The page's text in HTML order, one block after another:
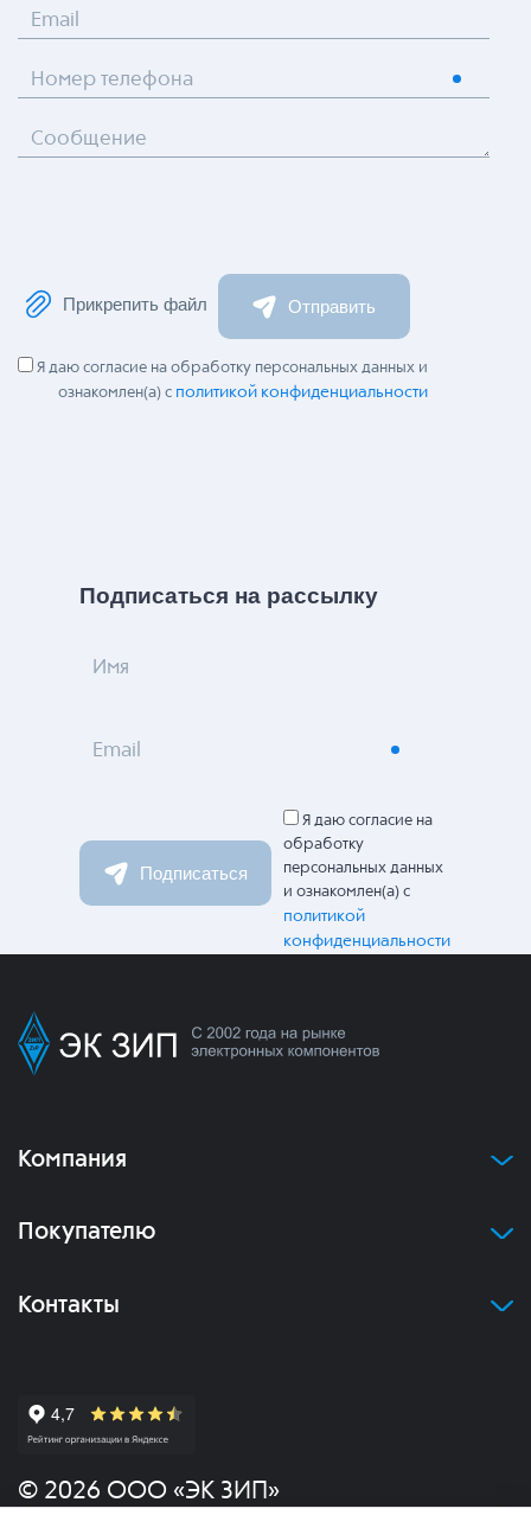
Email
Номер телефона
Сообщение
Прикрепить файл Отправить
Я даю согласие на обработку персональных данных и
ознакомлен(а) с политикой конфиденциальности
Подписаться на рассылку
Имя
Email
Подписаться
Я даю согласие на
обработку
персональных данных
и ознакомлен(а) с
политикой
конфиденциальности
Компания
Покупателю
Контакты
© 2026 ООО «ЭК ЗИП»